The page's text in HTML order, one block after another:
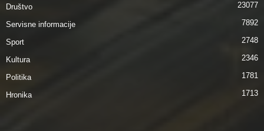
Društvo 23077
Servisne informacije 7892
Sport 2748
Kultura 2346
Politika 1781
Hronika 1713